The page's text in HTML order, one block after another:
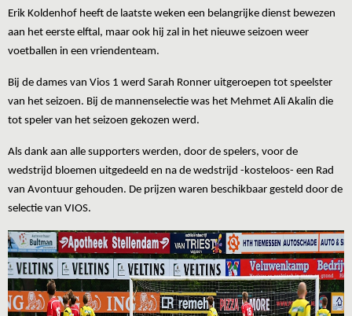
Erik Koldenhof heeft de laatste weken een belangrijke dienst bewezen
aan het eerste elftal, maar ook hij zal in het nieuwe seizoen weer
voetballen in een vriendenteam.
Bij de dames van Vios 1 werd Sarah Ronner uitgeroepen tot speelster
van het seizoen. Bij de mannenselectie was het Mehmet Ali Akalin die
tot speler van het seizoen gekozen werd.
Als dank aan alle supporters werden, door de spelers, voor de
wedstrijd bloemen uitgedeeld en na de wedstrijd -kosteloos- een Rad
van Avontuur gehouden. De prijzen waren beschikbaar gesteld door de
selectie van VIOS.